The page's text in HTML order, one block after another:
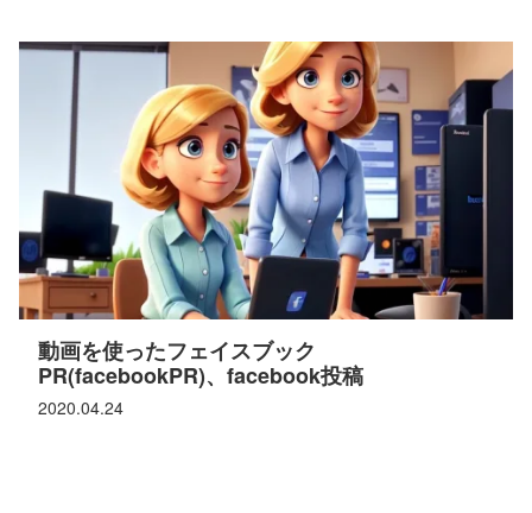
2020.04.24
動画を使ったフェイスブック
PR(facebookPR)、facebook投稿